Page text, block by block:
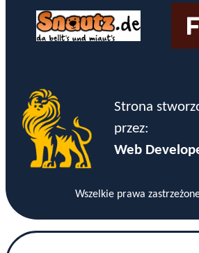
Strona
przez:
Web
Wszelkie prawa